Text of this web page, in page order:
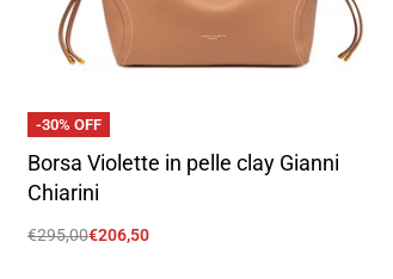
-30% OFF
Borsa Violette in pelle clay Gianni
Chiarini
€295,00€206,50